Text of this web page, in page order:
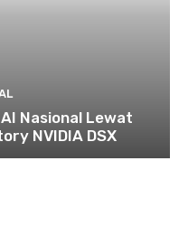
Nasional Lewat
NVIDIA DSX